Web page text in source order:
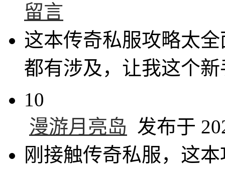
留言
这本传奇私服攻略太
都有涉及，让我这个
10
漫游月亮岛 发布于
刚接触传奇私服，这